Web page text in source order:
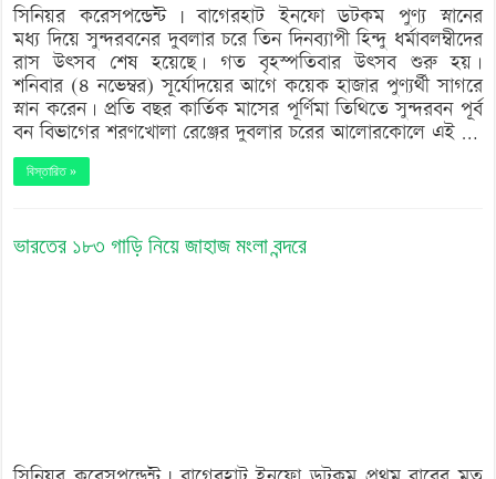
সিনিয়র করেসপন্ডেন্ট | বাগেরহাট ইনফো ডটকম পুণ্য স্নানের
মধ্য দিয়ে সুন্দরবনের দুবলার চরে তিন দিনব্যাপী হিন্দু ধর্মাবলম্বীদের
রাস উৎসব শেষ হয়েছে। গত বৃহস্পতিবার উৎসব শুরু হয়।
শনিবার (৪ নভেম্বর) সূর্যোদয়ের আগে কয়েক হাজার পুণ্যর্থী সাগরে
স্নান করেন। প্রতি বছর কার্তিক মাসের পূর্ণিমা তিথিতে সুন্দরবন পূর্ব
বন বিভাগের শরণখোলা রেঞ্জের দুবলার চরের আলোরকোলে এই …
বিস্তারিত »
ভারতের ১৮৩ গাড়ি নিয়ে জাহাজ মংলা বন্দরে